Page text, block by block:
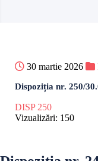
30 martie 2026
Dispoziția nr. 250/
DISP 250
Vizualizări: 150